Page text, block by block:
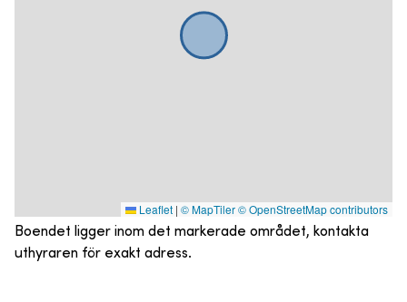
Leaflet | © MapTiler© OpenStreetMap contributors
Boendet ligger inom det markerade området, kontakta
uthyraren för exakt adress.